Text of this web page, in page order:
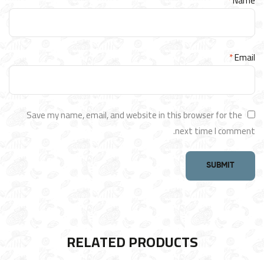
Email
*
Save my name, email, and website in this browser for the
next time I comment.
RELATED PRODUCTS